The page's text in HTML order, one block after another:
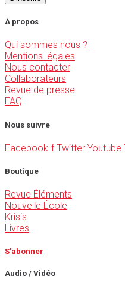
À propos
Qui sommes nous ?
Mentions légales
Nous contacter
Collaborateurs
Revue de presse
FAQ
Nous suivre
Facebook-f Twitter Youtube
Boutique
Revue Éléments
Nouvelle École
Krisis
Livres
S'abonner
Audio / Vidéo